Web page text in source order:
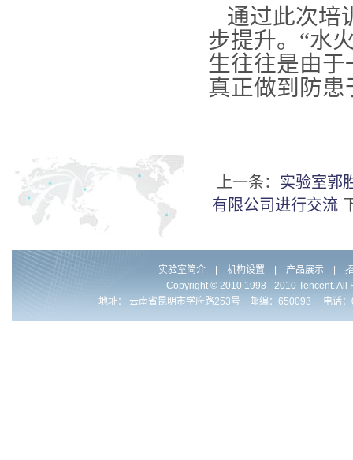
通过此次培
步提升。 “水
生往往是由
真正做到防患
上一条： 实验室郭
有限公司进行交流
实验室简介 | 机构设置 | 产品展示 |
Copyright © 2010 1998 - 2010 Tencent.
地址： 云南省昆明市学府路253号 邮编：650093 电话